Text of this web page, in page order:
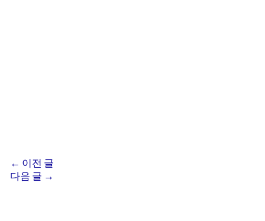
← 이전 글
다음 글 →